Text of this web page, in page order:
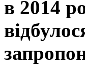
в 2014